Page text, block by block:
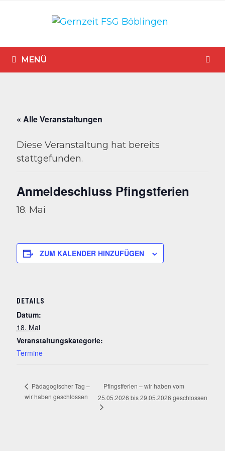
MENÜ
« Alle Veranstaltungen
Diese Veranstaltung hat bereits
stattgefunden.
Anmeldeschluss Pfingstferien
18. Mai
ZUM KALENDER HINZUFÜGEN
DETAILS
Datum:
18. Mai
Veranstaltungskategorie:
Termine
Pädagogischer Tag –
wir haben geschlossen
Pfingstferien – wir haben vom
25.05.2026 bis 29.05.2026 geschlossen